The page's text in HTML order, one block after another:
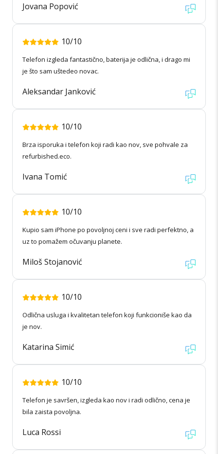
Jovana Popović
10/10
Telefon izgleda fantastično, baterija je odlična, i drago mi
je što sam uštedeo novac.
Aleksandar Janković
10/10
Brza isporuka i telefon koji radi kao nov, sve pohvale za
refurbished.eco.
Ivana Tomić
10/10
Kupio sam iPhone po povoljnoj ceni i sve radi perfektno, a
uz to pomažem očuvanju planete.
Miloš Stojanović
10/10
Odlična usluga i kvalitetan telefon koji funkcioniše kao da
je nov.
Katarina Simić
10/10
Telefon je savršen, izgleda kao nov i radi odlično, cena je
bila zaista povoljna.
Luca Rossi